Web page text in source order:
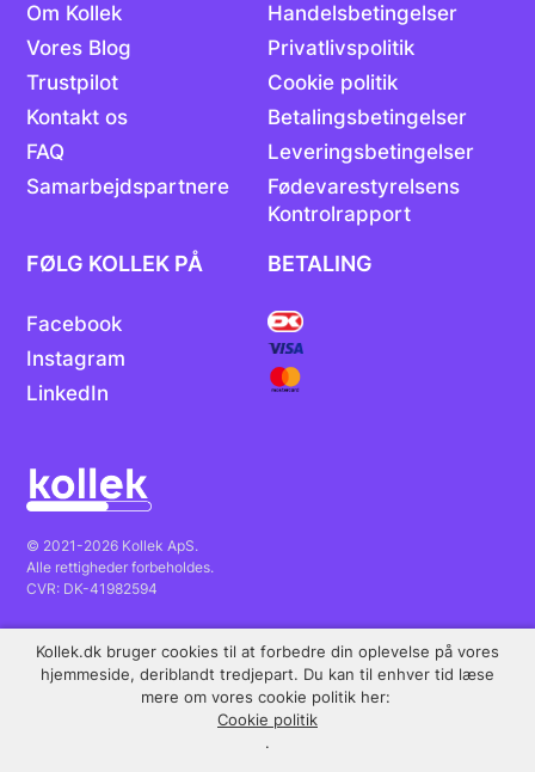
Om Kollek
Vores Blog
Trustpilot
Kontakt os
FAQ
Samarbejdspartnere
Handelsbetingelser
Privatlivspolitik
Cookie politik
Betalingsbetingelser
Leveringsbetingelser
Fødevarestyrelsens
Kontrolrapport
FØLG KOLLEK PÅ
Facebook
Instagram
LinkedIn
BETALING
© 2021-2026 Kollek ApS.
Alle rettigheder forbeholdes.
CVR: DK-41982594
Fremragende Trustpilot
Kollek.dk bruger cookies til at forbedre din oplevelse på vores
hjemmeside, deriblandt tredjepart. Du kan til enhver tid læse
mere om vores cookie politik her:
Cookie politik
.